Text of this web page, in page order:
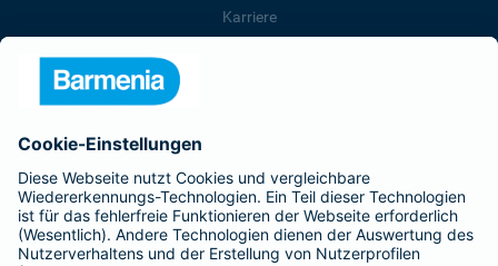
Karriere
Barmenia ist Teil der BarmeniaGothaer
BELIEBTE SEITEN
Kranken-Zusatzversicherung
Tierversicherungen